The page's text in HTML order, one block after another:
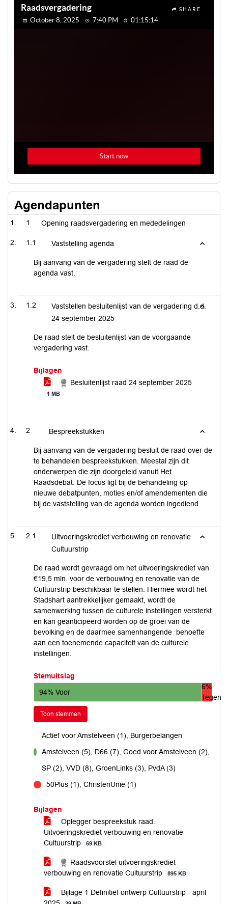
Agendapunten
1 Opening raadsvergadering en mededelingen
1.1 Vaststelling agenda
Bij aanvang van de vergadering stelt de raad de
agenda vast.
1.2
Vaststellen besluitenlijst van de vergadering d.d.
24 september 2025
De raad stelt de besluitenlijst van de voorgaande
vergadering vast.
Bijlagen
Besluitenlijst raad 24 september 2025
1 MB
2 Bespreekstukken
Bij aanvang van de vergadering besluit de raad over de
te behandelen bespreekstukken. Meestal zijn dit
onderwerpen die zijn doorgeleid vanuit Het
Raadsdebat. De focus ligt bij de behandeling op
nieuwe debatpunten, moties en/of amendementen die
bij de vaststelling van de agenda worden ingediend.
2.1
Uitvoeringskrediet verbouwing en renovatie
Cultuurstrip
De raad wordt gevraagd om het uitvoeringskrediet van
€19,5 mln. voor de verbouwing en renovatie van de
Cultuurstrip beschikbaar te stellen. Hiermee wordt het
Stadshart aantrekkelijker gemaakt, wordt de
samenwerking tussen de culturele instellingen versterkt
en kan geanticipeerd worden op de groei van de
bevolking en de daarmee samenhangende behoefte
aan een toenemende capaciteit van de culturele
instellingen.
Stemuitslag
94% Voor
6%
Tegen
Toon stemmen
Actief voor Amstelveen (1), Burgerbelangen
Amstelveen (5), D66 (7), Goed voor Amstelveen (2),
SP (2), VVD (8), GroenLinks (3), PvdA (3)
50Plus (1), ChristenUnie (1)
Bijlagen
Oplegger bespreekstuk raad.
Uitvoeringskrediet verbouwing en renovatie
Cultuurstrip
69 KB
Raadsvoorstel uitvoeringskrediet
verbouwing en renovatie Cultuurstrip
895 KB
Bijlage 1 Definitief ontwerp Cultuurstrip - april